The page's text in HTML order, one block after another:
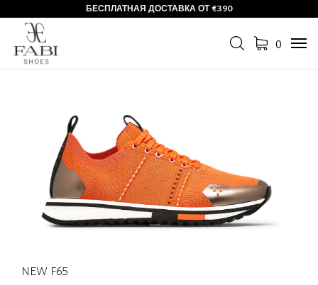
БЕСПЛАТНАЯ ДОСТАВКА ОТ €390
0
NEW F65